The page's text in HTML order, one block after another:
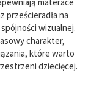
prześcieradła na
wizualnej.
charakter,
które warto
dziecięcej.